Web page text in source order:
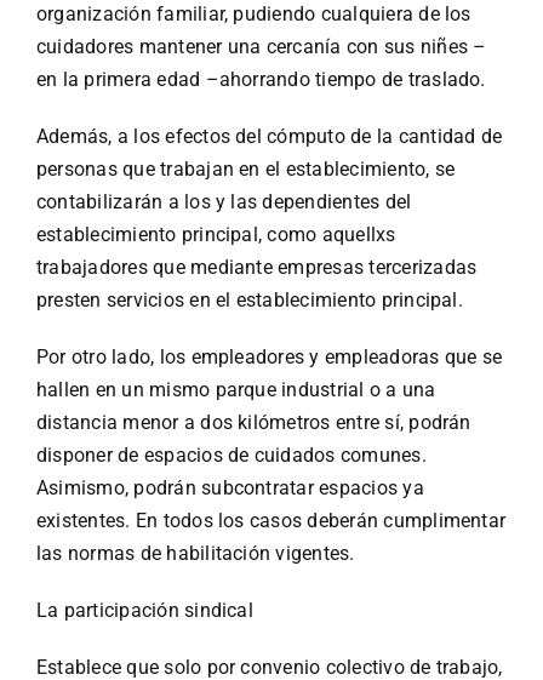
organización familiar, pudiendo cualquiera de los
cuidadores mantener una cercanía con sus niñes –
en la primera edad –ahorrando tiempo de traslado.
Además, a los efectos del cómputo de la cantidad de
personas que trabajan en el establecimiento, se
contabilizarán a los y las dependientes del
establecimiento principal, como aquellxs
trabajadores que mediante empresas tercerizadas
presten servicios en el establecimiento principal.
Por otro lado, los empleadores y empleadoras que se
hallen en un mismo parque industrial o a una
distancia menor a dos kilómetros entre sí, podrán
disponer de espacios de cuidados comunes.
Asimismo, podrán subcontratar espacios ya
existentes. En todos los casos deberán cumplimentar
las normas de habilitación vigentes.
La participación sindical
Establece que solo por convenio colectivo de trabajo,